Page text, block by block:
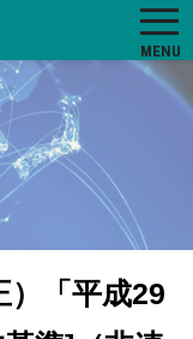
MENU
）「平成29